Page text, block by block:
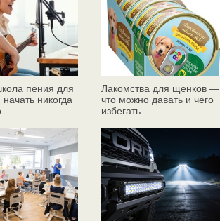
пения для
никогда
Лакомства для щенков —
что можно давать и чего
избегать